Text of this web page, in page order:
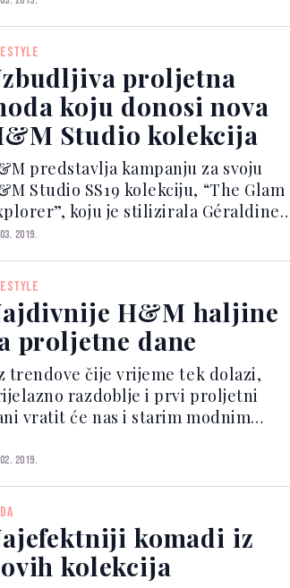
priče nadahnute duhom
jedinstvenog mjesta....
proljetna
koju donosi nova
Studio kolekcija
predstavlja kampanju za svoju
Studio SS19 kolekciju, “The Glam
koju je stilizirala Géraldine
i fotografirao Lachlan Bailey s
Inspirirana glamuroznim
2019.
H&M haljine
proljetne dane
trendove čije vrijeme tek dolazi,
razdoblje i prvi proljetni
vratit će nas i starim modnim
će klasični blejzer s trendi
tople pulovere cool T-shirt,
će traperic...
2019.
komadi iz
kolekcija